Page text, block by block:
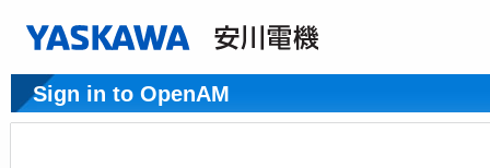
Sign in to OpenAM